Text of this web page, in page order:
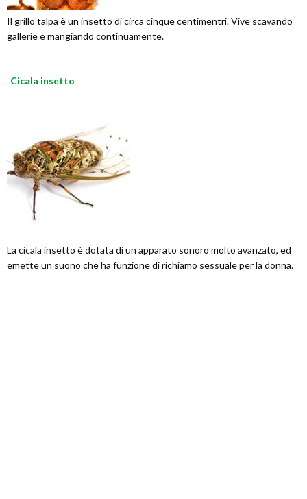
Il grillo talpa è un insetto di circa cinque centimentri. Vive scavando
gallerie e mangiando continuamente.
Cicala insetto
La cicala insetto è dotata di un apparato sonoro molto avanzato, ed
emette un suono che ha funzione di richiamo sessuale per la donna.